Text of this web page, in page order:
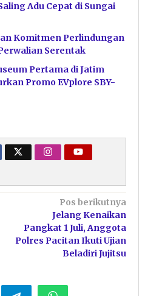
Adu Cepat di Sungai
Komitmen Perlindungan
Serentak
Pertama di Jatim
Promo EVplore SBY-
Pos berikutnya
Jelang Kenaikan
Pangkat 1 Juli, Anggota
Polres Pacitan Ikuti Ujian
Beladiri Jujitsu